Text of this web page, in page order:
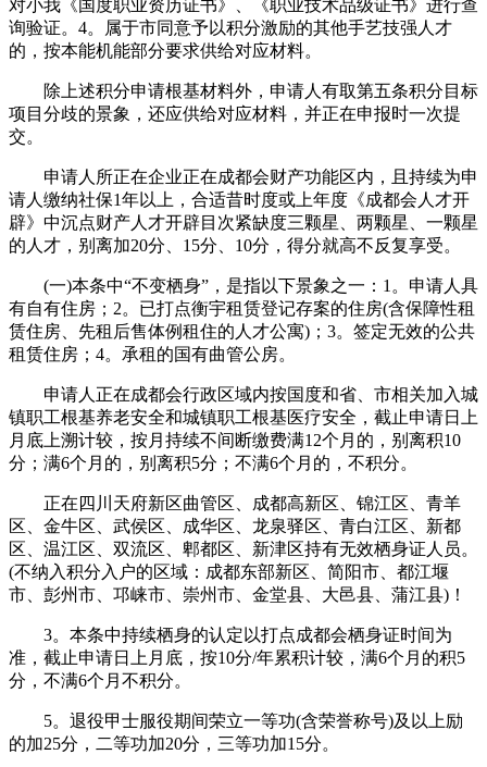
对小我《国度职业资历证书》、《职业技术品级证书》进行查
询验证。4。属于市同意予以积分激励的其他手艺技强人才
的，按本能机能部分要求供给对应材料。
除上述积分申请根基材料外，申请人有取第五条积分目标
项目分歧的景象，还应供给对应材料，并正在申报时一次提
交。
申请人所正在企业正在成都会财产功能区内，且持续为申
请人缴纳社保1年以上，合适昔时度或上年度《成都会人才开
辟》中沉点财产人才开辟目次紧缺度三颗星、两颗星、一颗星
的人才，别离加20分、15分、10分，得分就高不反复享受。
(一)本条中“不变栖身”，是指以下景象之一：1。申请人具
有自有住房；2。已打点衡宇租赁登记存案的住房(含保障性租
赁住房、先租后售体例租住的人才公寓)；3。签定无效的公共
租赁住房；4。承租的国有曲管公房。
申请人正在成都会行政区域内按国度和省、市相关加入城
镇职工根基养老安全和城镇职工根基医疗安全，截止申请日上
月底上溯计较，按月持续不间断缴费满12个月的，别离积10
分；满6个月的，别离积5分；不满6个月的，不积分。
正在四川天府新区曲管区、成都高新区、锦江区、青羊
区、金牛区、武侯区、成华区、龙泉驿区、青白江区、新都
区、温江区、双流区、郫都区、新津区持有无效栖身证人员。
(不纳入积分入户的区域：成都东部新区、简阳市、都江堰
市、彭州市、邛崃市、崇州市、金堂县、大邑县、蒲江县)！
3。本条中持续栖身的认定以打点成都会栖身证时间为
准，截止申请日上月底，按10分/年累积计较，满6个月的积5
分，不满6个月不积分。
5。退役甲士服役期间荣立一等功(含荣誉称号)及以上励
的加25分，二等功加20分，三等功加15分。